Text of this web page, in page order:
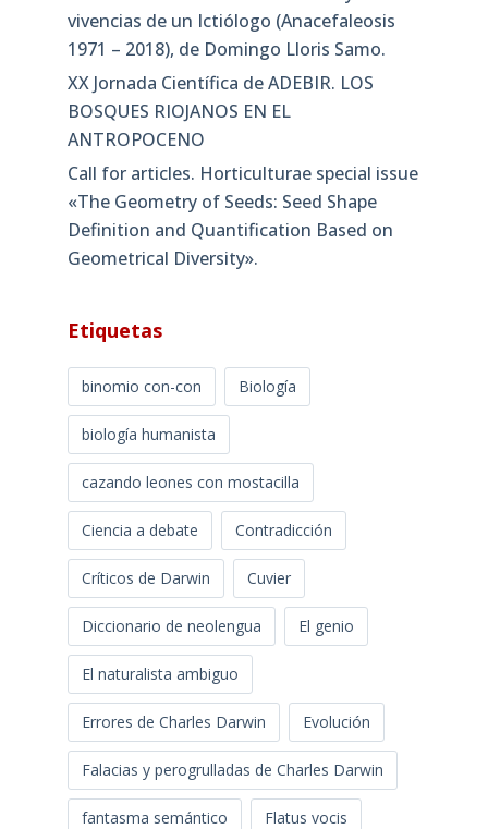
vivencias de un Ictiólogo (Anacefaleosis
1971 – 2018), de Domingo Lloris Samo.
XX Jornada Científica de ADEBIR. LOS
BOSQUES RIOJANOS EN EL
ANTROPOCENO
Call for articles. Horticulturae special issue
«The Geometry of Seeds: Seed Shape
Definition and Quantification Based on
Geometrical Diversity»​.
Etiquetas
binomio con-con Biología
biología humanista
cazando leones con mostacilla
Ciencia a debate Contradicción
Críticos de Darwin Cuvier
Diccionario de neolengua El genio
El naturalista ambiguo
Errores de Charles Darwin Evolución
Falacias y perogrulladas de Charles Darwin
fantasma semántico Flatus vocis